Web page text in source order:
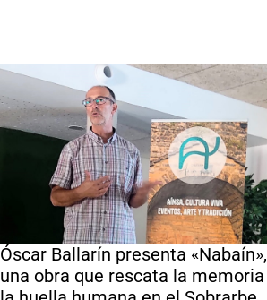
Óscar Ballarín presenta «Nabaín»,
una obra que rescata la memoria